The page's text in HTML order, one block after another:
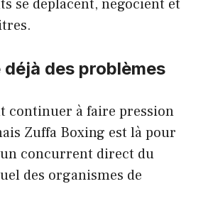
se déplacent, négocient et
des problèmes
continuer à faire pression
Zuffa Boxing est là pour
concurrent direct du
des organismes de